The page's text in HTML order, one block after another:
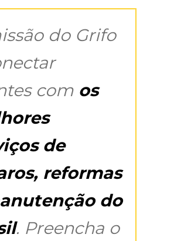
do Grifo
com os
de
reformas
do
. Preencha o